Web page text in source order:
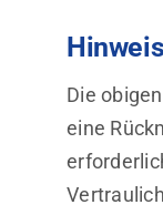
Die
eine